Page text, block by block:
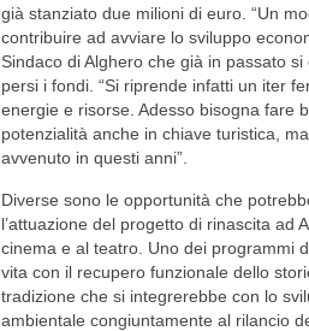
già stanziato due milioni di euro. “Un
contribuire ad avviare lo sviluppo
Sindaco di Alghero che già in passato
persi i fondi. “Si riprende infatti un iter
energie e risorse. Adesso bisogna fare
potenzialità anche in chiave turistica,
avvenuto in questi anni”.
Diverse sono le opportunità che
l’attuazione del progetto di rinascita ad
cinema e al teatro. Uno dei programmi
vita con il recupero funzionale dello
tradizione che si integrerebbe con lo
ambientale congiuntamente al rilancio